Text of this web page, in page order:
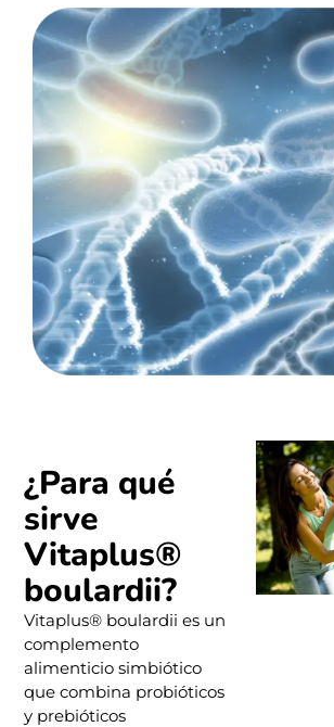
¿Para qué
sirve
Vitaplus®
boulardii?
Vitaplus® boulardii es un
complemento
alimenticio simbiótico
que combina probióticos
y prebióticos